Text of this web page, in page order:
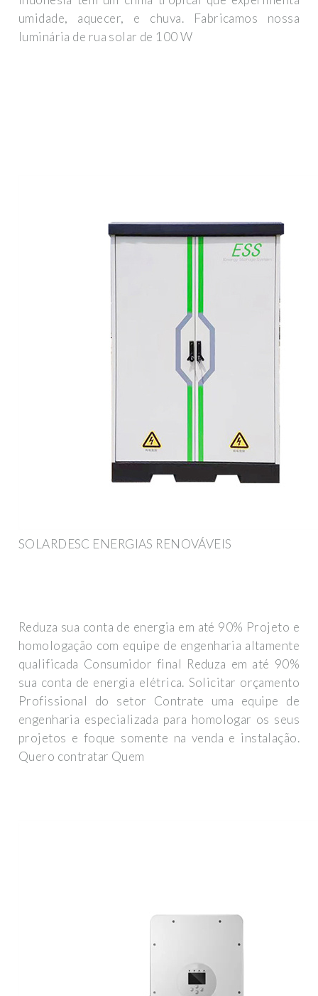
umidade, aquecer, e chuva. Fabricamos nossa
luminária de rua solar de 100 W
SOLARDESC ENERGIAS RENOVÁVEIS
Reduza sua conta de energia em até 90% Projeto e
homologação com equipe de engenharia altamente
qualificada Consumidor final Reduza em até 90%
sua conta de energia elétrica. Solicitar orçamento
Profissional do setor Contrate uma equipe de
engenharia especializada para homologar os seus
projetos e foque somente na venda e instalação.
Quero contratar Quem